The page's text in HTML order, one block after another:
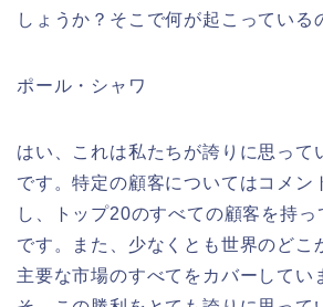
しょうか？そこで何が起こっている
ポール・シャワ
はい、これは私たちが誇りに思って
です。特定の顧客についてはコメン
し、トップ20のすべての顧客を持っ
です。また、少なくとも世界のどこ
主要な市場のすべてをカバーしてい